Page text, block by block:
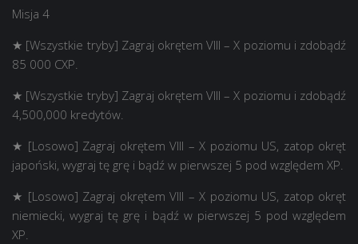
Misja 4
★ [Wszystkie tryby] Zagraj okrętem VIII – X poziomu i zdobądź
85 000 CXP.
★ [Wszystkie tryby] Zagraj okrętem VIII – X poziomu i zdobądź
4,500,000 kredytów.
★ [Losowo] Zagraj okrętem VIII – X poziomu US, zatop okręt
japoński, wygraj tę grę i bądź w pierwszej 5 pod względem XP.
★ [Losowo] Zagraj okrętem VIII – X poziomu US, zatop okręt
niemiecki, wygraj tę grę i bądź w pierwszej 5 pod względem
XP.